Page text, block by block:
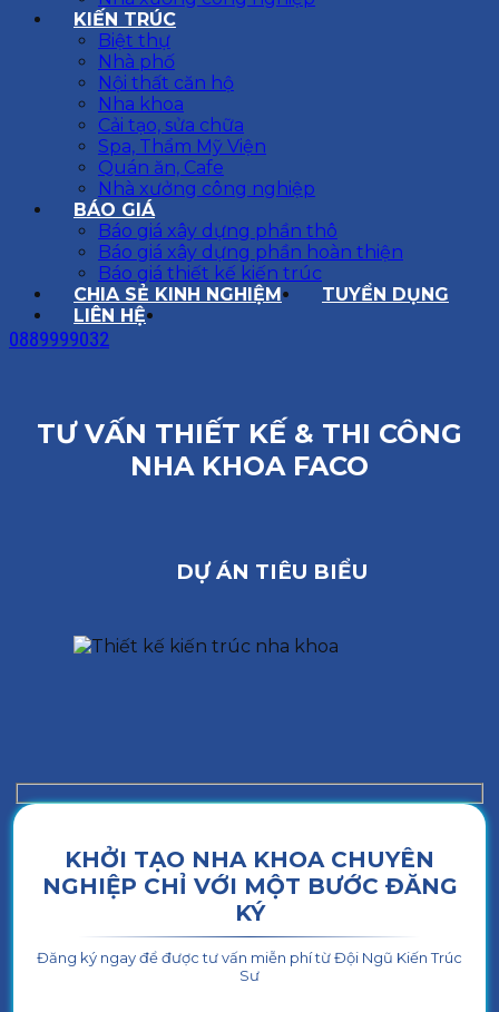
KIẾN TRÚC
Biệt thự
Nhà phố
Nội thất căn hộ
Nha khoa
Cải tạo, sửa chữa
Spa, Thẩm Mỹ Viện
Quán ăn, Cafe
Nhà xưởng công nghiệp
BÁO GIÁ
Báo giá xây dựng phần thô
Báo giá xây dựng phần hoàn thiện
Báo giá thiết kế kiến trúc
CHIA SẺ KINH NGHIỆM
TUYỂN DỤNG
LIÊN HỆ
0889999032
TƯ VẤN THIẾT KẾ & THI CÔNG
NHA KHOA FACO
DỰ ÁN TIÊU BIỂU
KHỞI TẠO NHA KHOA CHUYÊN
NGHIỆP CHỈ VỚI MỘT BƯỚC ĐĂNG
KÝ
Đăng ký ngay để được tư vấn miễn phí từ Đội Ngũ Kiến Trúc
Sư